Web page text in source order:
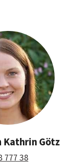
Kathrin Götz
777 38